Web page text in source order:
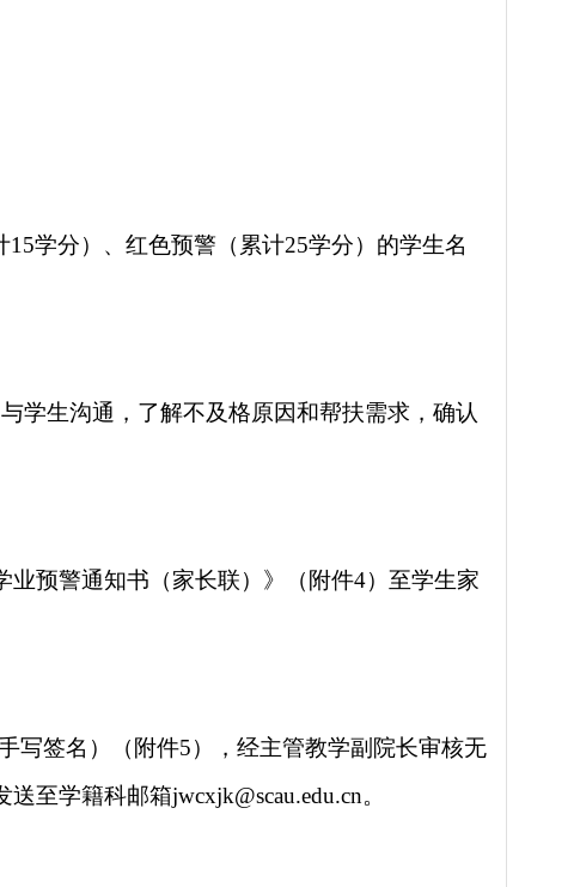
学分）、红色预警（累计25学分）的学生名
与学生沟通，了解不及格原因和帮扶需求，确认
预警通知书（家长联）》（附件4）至学生家
写签名） （附件5），经主管教学副院长审核无
送至学籍科邮箱jwcxjk@scau.edu.cn。